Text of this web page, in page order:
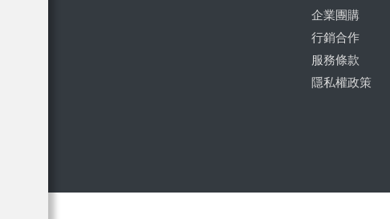
企業團購
行銷合作
服務條款
隱私權政策